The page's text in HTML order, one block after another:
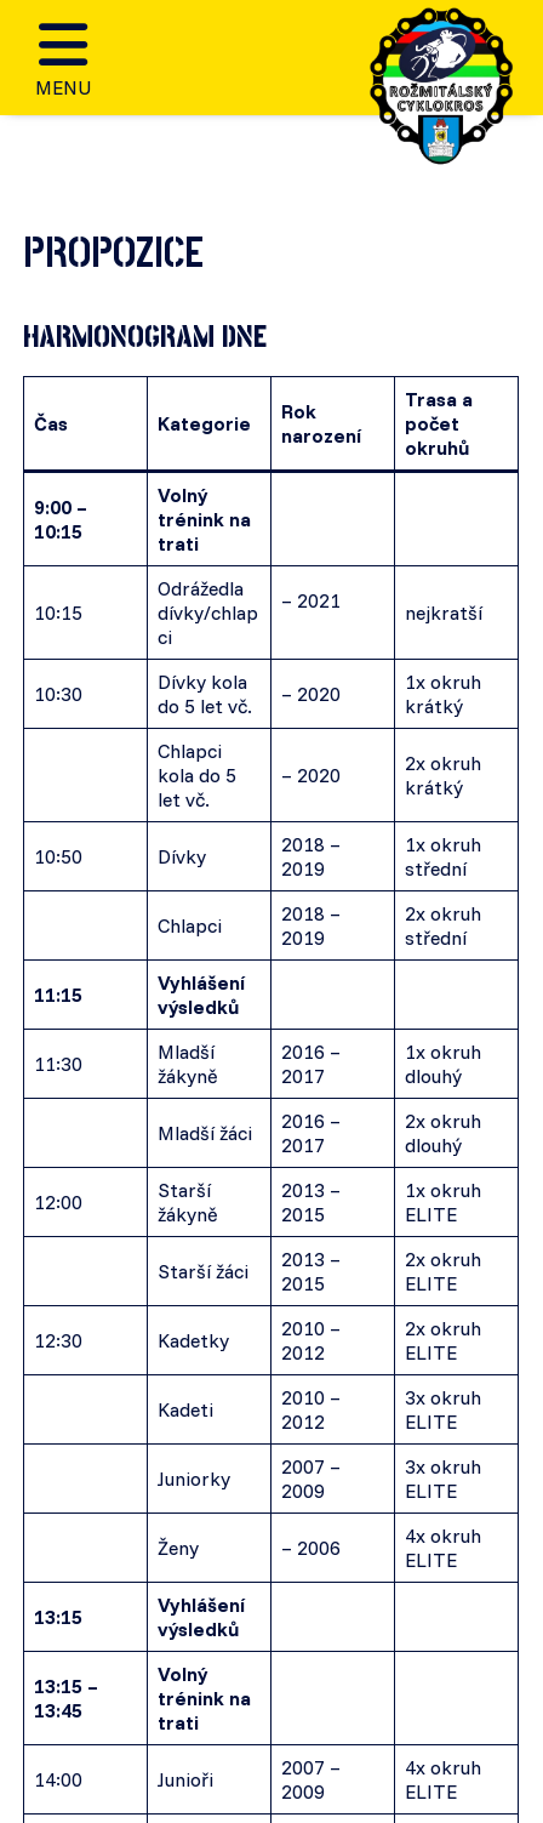
MENU
PROPOZICE
HARMONOGRAM DNE
Čas Kategorie
Rok
narození
Trasa a
počet
okruhů
9:00 –
10:15
Volný
trénink na
trati
10:15
Odrážedla
dívky/chlap
ci
– 2021 nejkratší
10:30
Dívky kola
do 5 let vč.
– 2020
1x okruh
krátký
Chlapci
kola do 5
let vč.
– 2020
2x okruh
krátký
10:50 Dívky
2018 –
2019
1x okruh
střední
Chlapci
2018 –
2019
2x okruh
střední
11:15
Vyhlášení
výsledků
11:30
Mladší
žákyně
2016 –
2017
1x okruh
dlouhý
Mladší žáci
2016 –
2017
2x okruh
dlouhý
12:00
Starší
žákyně
2013 –
2015
1x okruh
ELITE
Starší žáci
2013 –
2015
2x okruh
ELITE
12:30 Kadetky
2010 –
2012
2x okruh
ELITE
Kadeti
2010 –
2012
3x okruh
ELITE
Juniorky
2007 –
2009
3x okruh
ELITE
Ženy – 2006
4x okruh
ELITE
13:15
Vyhlášení
výsledků
13:15 –
13:45
Volný
trénink na
trati
14:00 Junioři
2007 –
2009
4x okruh
ELITE